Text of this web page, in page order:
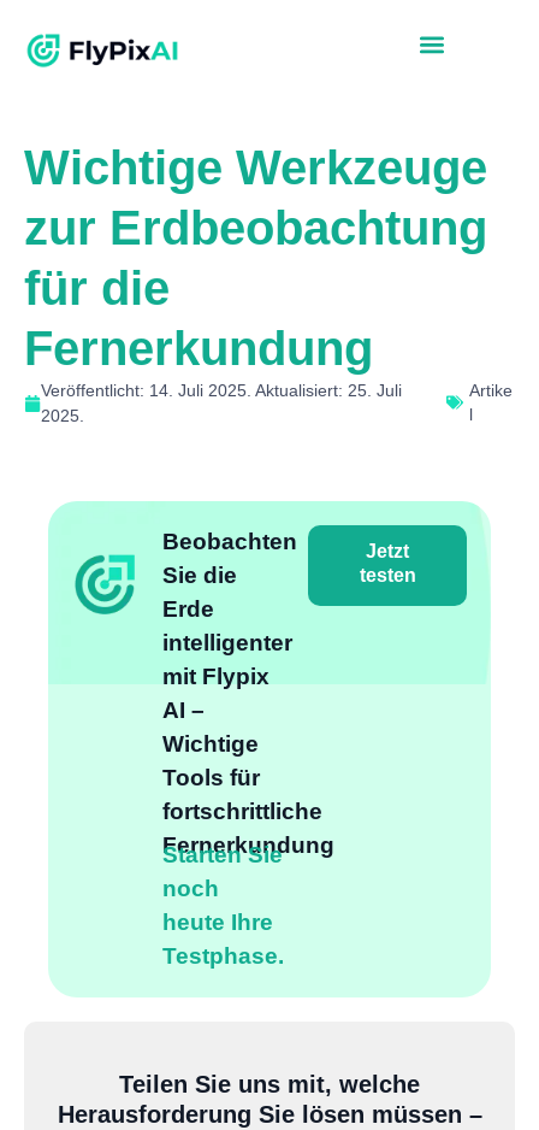
Wichtige Werkzeuge
zur Erdbeobachtung
für die
Fernerkundung
Veröffentlicht: 14. Juli 2025. Aktualisiert: 25. Juli
2025.
Artike
l
Beobachten
Sie die
Erde
intelligenter
mit Flypix
AI –
Wichtige
Tools für
fortschrittliche
Fernerkundung
Starten Sie
noch
heute Ihre
Testphase.
Jetzt
testen
Teilen Sie uns mit, welche
Herausforderung Sie lösen müssen –